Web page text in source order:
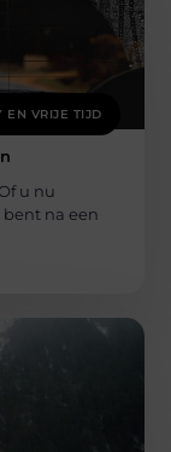
EN VRIJE TIJD
u nu
na een